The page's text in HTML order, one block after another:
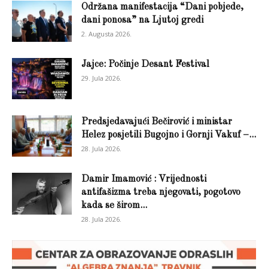
Održana manifestacija “Dani pobjede,
dani ponosa” na Ljutoj gredi
2. Augusta 2026.
Jajce: Počinje Desant Festival
29. Jula 2026.
Predsjedavajući Bečirović i ministar
Helez posjetili Bugojno i Gornji Vakuf –...
28. Jula 2026.
Damir Imamović : Vrijednosti
antifašizma treba njegovati, pogotovo
kada se širom...
28. Jula 2026.